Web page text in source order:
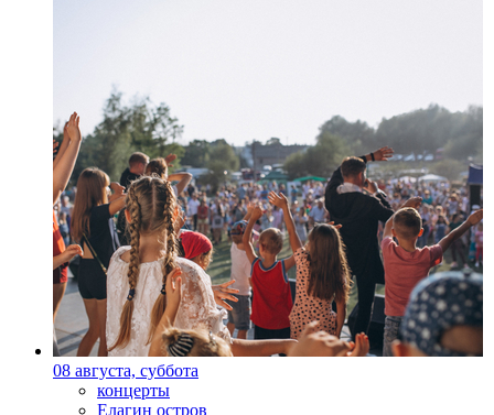
08 августа, суббота
концерты
Елагин остров